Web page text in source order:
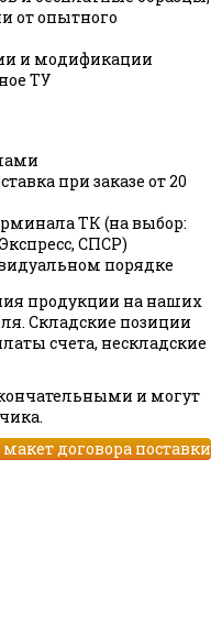
от опытного
и модификации
ТУ
при заказе от 20
ТК (на выбор:
СПСР)
порядке
продукции на наших
Складские позиции
счета, нескладские
и могут
договора поставки